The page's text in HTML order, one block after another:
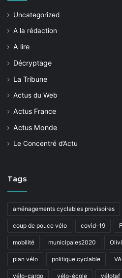
Uncategorized
A la rédaction
A lire
Décryptage
La Tribune
Actus du Web
Actus France
Actus Monde
Le Concentré d’Actu
Tags
aménagements cyclables provisoires
coup de pouce vélo covid-19
mobilité municipales2020
plan vélo politique cyclable
vélo-cargo vélo-école vélotaf